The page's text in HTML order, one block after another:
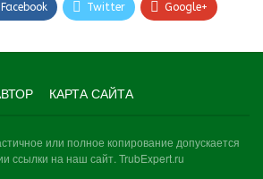
Facebook Twitter Google+
КАРТА САЙТА
или полное копирование допускается
ссылки на наш сайт. TrubExpert.ru